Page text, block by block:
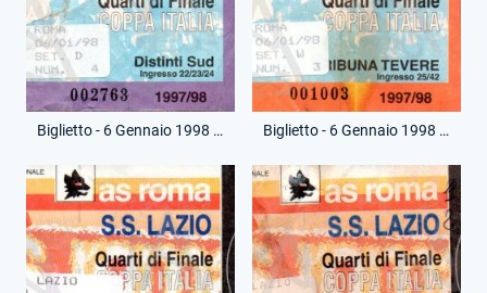
Biglietto - 6 Gennaio 1998 - Coppa Italia - Lazio-Roma Biglietto - 6 Gennaio 1998 - Coppa Italia - Lazio-Roma